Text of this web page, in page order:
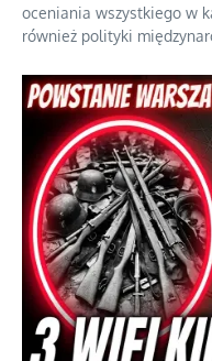
oceniania wszystkiego w
również polityki